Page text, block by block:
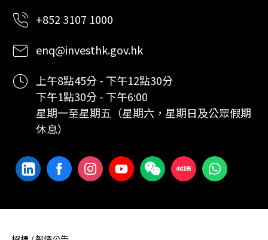
+852 3107 1000
enq@investhk.gov.hk
上午8點45分 - 下午12點30分
下午1點30分 - 下午6:00
星期一至星期五（星期六，星期日及公眾假期
休息）